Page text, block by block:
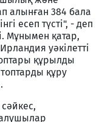
алынған 384 бала
есеп түсті", - деп
Мұнымен қатар,
уәкілетті
құрылды
құру